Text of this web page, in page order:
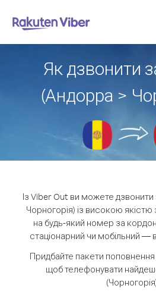
Як дзвонити
(Андорра >
Із Viber Out ви можете
Чорногорія) із високою якістю
на будь-який номер за
стаціонарний чи мобільний —
Придбайте пакети
щоб телефонувати